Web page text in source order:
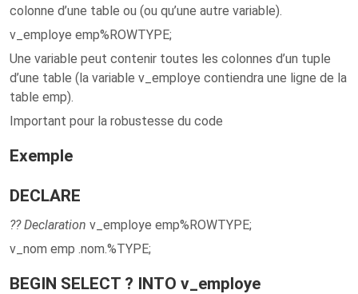
colonne d’une table ou (ou qu’une autre variable).
v_employe emp%ROWTYPE;
Une variable peut contenir toutes les colonnes d’un tuple
d’une table (la variable v_employe contiendra une ligne de la
table emp).
Important pour la robustesse du code
Exemple
DECLARE
?? Declaration v_employe emp%ROWTYPE;
v_nom emp .nom.%TYPE;
BEGIN SELECT ? INTO v_employe